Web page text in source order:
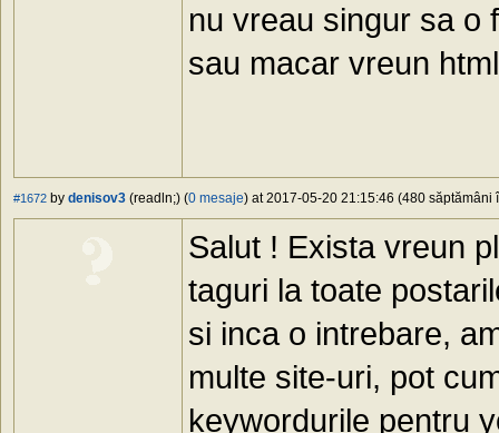
nu vreau singur sa o
sau macar vreun
#1672 by denisov3 (readln;) (0 mesaje) at 2017-05-20 21:15:46 (480 săptămâni
Salut ! Exista vreun
taguri la toate
si inca o intrebare,
multe site-uri, pot
keywordurile pentru